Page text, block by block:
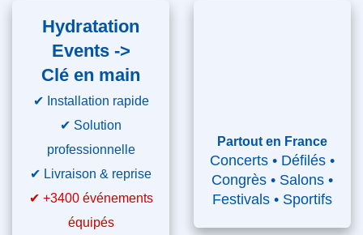
Events ->
Clé en main
✔ Installation rapide
✔Solution
professionnelle
Livraison & reprise
✔ +3400
événements équipés
Devis en 1h ·
Concerts • Défilés •
Congrès • Salons •
Festivals • Sportifs